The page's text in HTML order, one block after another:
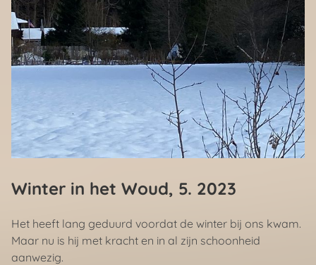
Winter in het Woud, 5. 2023
Het heeft lang geduurd voordat de winter bij ons kwam.
Maar nu is hij met kracht en in al zijn schoonheid
aanwezig.